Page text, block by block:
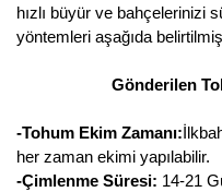
hızlı büyür ve bahçelerinizi
yöntemleri aşağıda
Gönderilen
-Tohum Ekim Zamanı:
her zaman ekimi yapılabilir.
-Çimlenme Süresi: 14-21